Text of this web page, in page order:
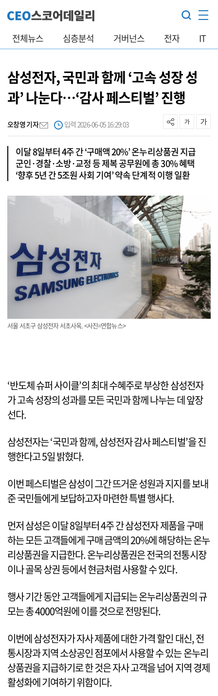
전체뉴스 심층분석 거버넌스 전자 IT
삼성전자, 국민과 함께 ‘고속 성장 성
과’ 나눈다…‘감사 페스티벌’ 진행
오창영 기자 입력 2026-06-05 16:29:03
이달 8일부터 4주 간 ‘구매액 20%’ 온누리상품권 지급
군인·경찰·소방·교정 등 제복 공무원에 총 30% 혜택
‘향후 5년 간 5조원 사회 기여’ 약속 단계적 이행 일환
서울 서초구 삼성전자 서초사옥. <사진=연합뉴스>
‘반도체 슈퍼 사이클’의 최대 수혜주로 부상한 삼성전자
가 고속 성장의 성과를 모든 국민과 함께 나누는 데 앞장
선다.
삼성전자는 ‘국민과 함께, 삼성전자 감사 페스티벌’을 진
행한다고 5일 밝혔다.
이번 페스티벌은 삼성이 그간 뜨거운 성원과 지지를 보내
준 국민들에게 보답하고자 마련한 특별 행사다.
먼저 삼성은 이달 8일부터 4주 간 삼성전자 제품을 구매
하는 모든 고객들에게 구매 금액의 20%에 해당하는 온누
리상품권을 지급한다. 온누리상품권은 전국의 전통시장
이나 골목 상권 등에서 현금처럼 사용할 수 있다.
행사 기간 동안 고객들에게 지급되는 온누리상품권의 규
모는 총 4000억원에 이를 것으로 전망된다.
이번에 삼성전자가 자사 제품에 대한 가격 할인 대신, 전
통시장과 지역 소상공인 점포에서 사용할 수 있는 온누리
상품권을 지급하기로 한 것은 자사 고객을 넘어 지역 경제
활성화에 기여하기 위함이다.